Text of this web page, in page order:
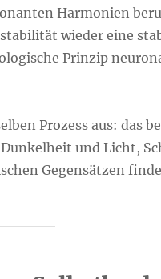
Harmonien
wieder eine
Prinzip
Prozess aus: das
und Licht,
Gegensätzen